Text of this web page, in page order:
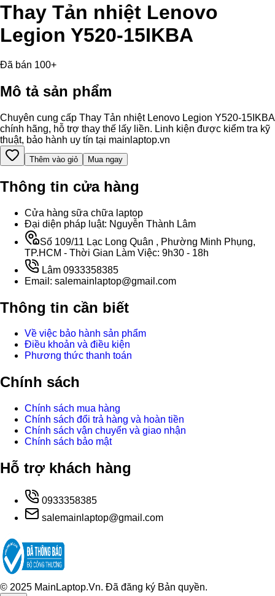
Thay Tản nhiệt Lenovo
Legion Y520-15IKBA
Đã bán 100+
Mô tả sản phẩm
Chuyên cung cấp Thay Tản nhiệt Lenovo Legion Y520-15IKBA
chính hãng, hỗ trợ thay thế lấy liền. Linh kiện được kiểm tra kỹ
thuật, bảo hành uy tín tại mainlaptop.vn
Thêm vào giỏ Mua ngay
Thông tin cửa hàng
Cửa hàng sữa chữa laptop
Đại diện pháp luật: Nguyễn Thành Lâm
Số 109/11 Lạc Long Quân , Phường Minh Phụng,
TP.HCM - Thời Gian Làm Việc: 9h30 - 18h
Lâm 0933358385
Email: salemainlaptop@gmail.com
Thông tin cần biết
Về việc bảo hành sản phẩm
Điều khoản và điều kiện
Phương thức thanh toán
Chính sách
Chính sách mua hàng
Chính sách đổi trả hàng và hoàn tiền
Chính sách vận chuyển và giao nhận
Chính sách bảo mật
Hỗ trợ khách hàng
0933358385
salemainlaptop@gmail.com
© 2025 MainLaptop.Vn. Đã đăng ký Bản quyền.